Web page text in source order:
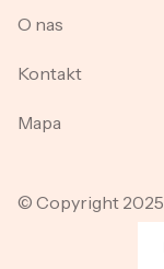
O nas
Kontakt
Mapa
© Copyright 2025